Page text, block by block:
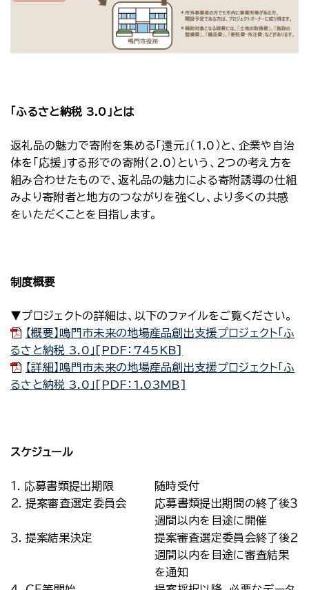
「ふるさと納税 3.0」とは
返礼品の魅力で寄附を集める「還元」（1.0）と、企業や自治
体を「応援」する形での寄附（2.0）という、２つの考え方を
組み合わせたもので、返礼品の魅力による寄附誘導の仕組
みより寄附者と地方のつながりを強くし、より多くの共感
をいただくことを目指します。
制度概要
▼プロジェクトの詳細は、以下のファイルをご覧ください。
【概要】鳴門市未来の地場産品創出支援プロジェクト「ふ
るさと納税 3.0」[PDF：745KB]
【詳細】鳴門市未来の地場産品創出支援プロジェクト「ふ
るさと納税 3.0」[PDF：1.03MB]
スケジュール
１．応募書類提出期限
随時受付
２．提案審査選定委員会
応募書類提出期間の終了後３
週間以内を目途に開催
３．提案結果決定
提案審査選定委員会終了後２
週間以内を目途に審査結果
を通知